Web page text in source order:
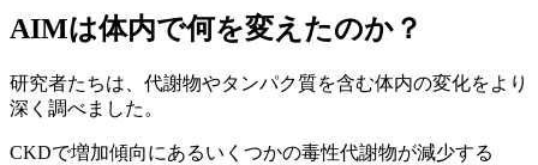
AIMは体内で何を変えたのか？
研究者たちは、代謝物やタンパク質を含む体内の変化をより
深く調べました。
CKDで増加傾向にあるいくつかの毒性代謝物が減少する